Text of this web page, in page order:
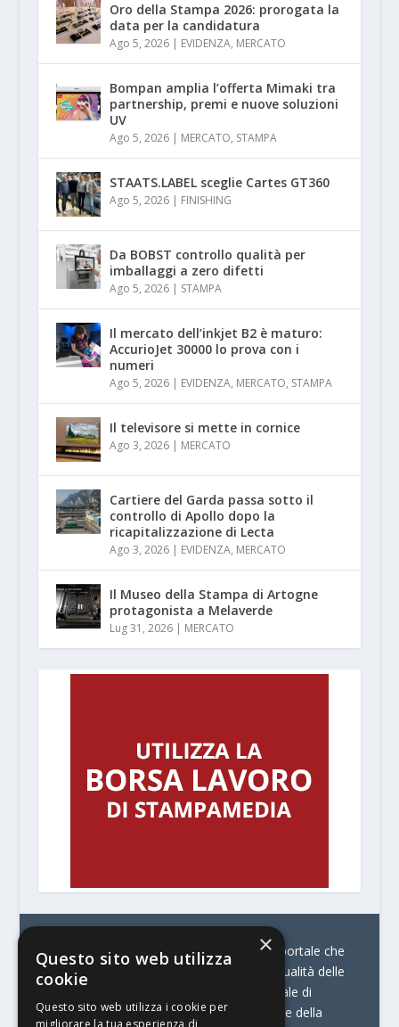
Oro della Stampa 2026: prorogata la
data per la candidatura
Ago 5, 2026| EVIDENZA, MERCATO
Bompan amplia l’offerta Mimaki tra
partnership, premi e nuove soluzioni
UV
Ago 5, 2026| MERCATO, STAMPA
STAATS.LABEL sceglie Cartes GT360
Ago 5, 2026| FINISHING
Da BOBST controllo qualità per
imballaggi a zero difetti
Ago 5, 2026| STAMPA
Il mercato dell’inkjet B2 è maturo:
AccurioJet 30000 lo prova con i
numeri
Ago 5, 2026| EVIDENZA, MERCATO, STAMPA
Il televisore si mette in cornice
Ago 3, 2026| MERCATO
Cartiere del Garda passa sotto il
controllo di Apollo dopo la
ricapitalizzazione di Lecta
Ago 3, 2026| EVIDENZA, MERCATO
Il Museo della Stampa di Artogne
protagonista a Melaverde
Lug 31, 2026| MERCATO
© Stratego Group –
stampamedia.net è il portale che
racconta le innovazioni tecnologiche e l’attualità delle
aziende di stampa e di converting. È il portale di
riferimento per chi opera in Italia nel settore della
×
Questo sito web utilizza
cookie
Questo sito web utilizza i cookie per
migliorare la tua esperienza di